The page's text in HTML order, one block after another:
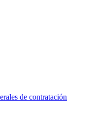
de contratación